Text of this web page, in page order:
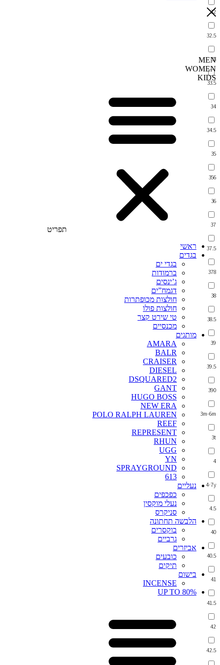
32
32.5
33
33.5
34
34.5
35
356
36
37
37.5
378
38
38.5
39
39.5
390
3m-6m
3t
4
4-7y
4.5
40
40.5
41
41.5
42
42.5
MEN
WOMEN
KIDS
תפריט
ראשי
בגדים
בגדי ים
ברמודות
ג’ינסים
דגמח”ים
חולצות מכופתרות
חולצות פולו
טי שירט קצר
מכנסיים
מותגים
AMARA
BALR
CRAISER
DIESEL
DSQUARED2
GANT
HUGO BOSS
NEW ERA
POLO RALPH LAUREN
REEF
REPRESENT
RHUN
UGG
YN
SPRAYGROUND
613
נעליים
כפכפים
נעלי מוקסין
סניקרס
הלבשה תחתונה
בוקסרים
גרביים
אביזרים
כובעים
תיקים
בישום
INCENSE
UP TO 80%